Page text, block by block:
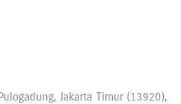
Jakarta Timur (13920),